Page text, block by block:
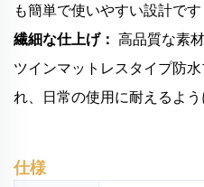
も簡単で使いやすい設計です
繊細な仕上げ： 高品質な素
ツインマットレスタイプ防
れ、日常の使用に耐えるよ
仕様